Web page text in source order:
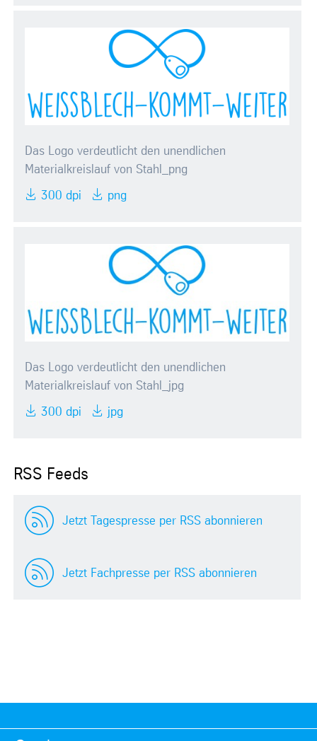
Das Logo verdeutlicht den unendlichen
Materialkreislauf von Stahl_png
300 dpi png
Das Logo verdeutlicht den unendlichen
Materialkreislauf von Stahl_jpg
300 dpi jpg
RSS Feeds
Jetzt Tagespresse per RSS abonnieren
Jetzt Fachpresse per RSS abonnieren